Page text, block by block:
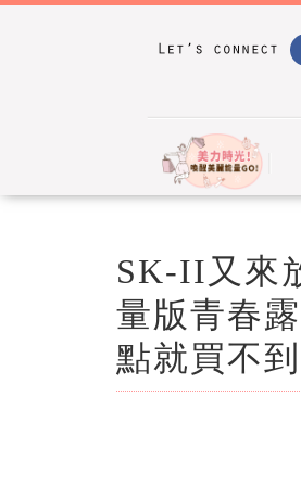
SK-II又來
量版青春
點就買不到